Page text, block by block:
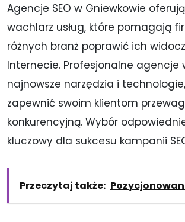
Agencje SEO w Gniewkowie
wachlarz usług, które pomagają
różnych branż poprawić ich
Internecie. Profesjonalne agencje
najnowsze narzędzia i
zapewnić swoim klientom
konkurencyjną. Wybór
kluczowy dla sukcesu kampanii
Przeczytaj także: